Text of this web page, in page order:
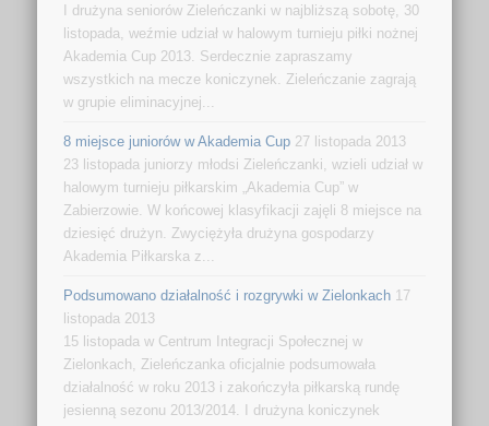
I drużyna seniorów Zieleńczanki w najbliższą sobotę, 30
listopada, weźmie udział w halowym turnieju piłki nożnej
Akademia Cup 2013. Serdecznie zapraszamy
wszystkich na mecze koniczynek. Zieleńczanie zagrają
w grupie eliminacyjnej...
8 miejsce juniorów w Akademia Cup 27 listopada 2013
23 listopada juniorzy młodsi Zieleńczanki, wzieli udział w
halowym turnieju piłkarskim „Akademia Cup” w
Zabierzowie. W końcowej klasyfikacji zajęli 8 miejsce na
dziesięć drużyn. Zwyciężyła drużyna gospodarzy
Akademia Piłkarska z...
Podsumowano działalność i rozgrywki w Zielonkach 17
listopada 2013
15 listopada w Centrum Integracji Społecznej w
Zielonkach, Zieleńczanka oficjalnie podsumowała
działalność w roku 2013 i zakończyła piłkarską rundę
jesienną sezonu 2013/2014. I drużyna koniczynek